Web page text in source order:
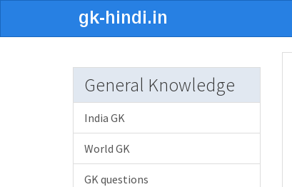
General Knowledge
India GK
World GK
GK questions